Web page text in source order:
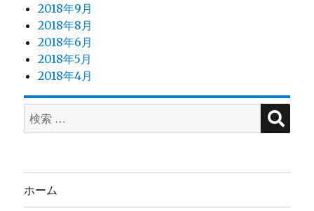
2018年9月
2018年8月
2018年6月
2018年5月
2018年4月
検
索
検
ホーム